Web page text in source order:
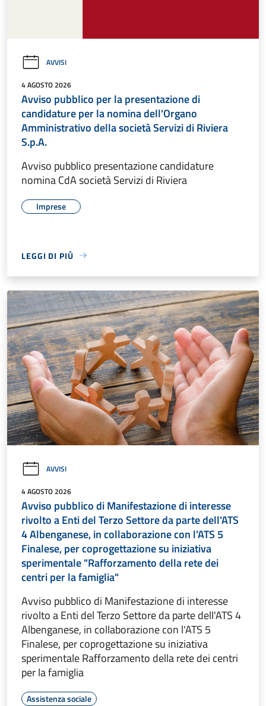
AVVISI
4 AGOSTO 2026
Avviso pubblico per la presentazione di
candidature per la nomina dell'Organo
Amministrativo della società Servizi di Riviera
S.p.A.
Avviso pubblico presentazione candidature
nomina CdA società Servizi di Riviera
Imprese
LEGGI DI PIÙ
AVVISI
4 AGOSTO 2026
Avviso pubblico di Manifestazione di interesse
rivolto a Enti del Terzo Settore da parte dell'ATS
4 Albenganese, in collaborazione con l'ATS 5
Finalese, per coprogettazione su iniziativa
sperimentale "Rafforzamento della rete dei
centri per la famiglia"
Avviso pubblico di Manifestazione di interesse
rivolto a Enti del Terzo Settore da parte dell'ATS 4
Albenganese, in collaborazione con l'ATS 5
Finalese, per coprogettazione su iniziativa
sperimentale Rafforzamento della rete dei centri
per la famiglia
Assistenza sociale